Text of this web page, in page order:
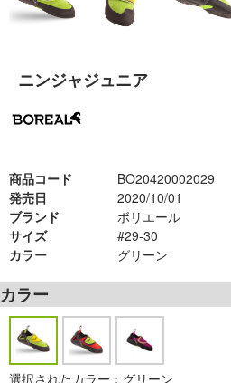
ニンジャジュニア
商品コード
BO20420002029
発売日
2020/10/01
ブランド
ボリエール
サイズ
#29-30
カラー
グリーン
カラー
選択されたカラー：グリーン